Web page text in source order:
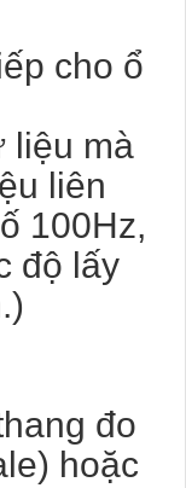
cho ổ
liệu mà
liên
100Hz,
độ lấy
đo
hoặc